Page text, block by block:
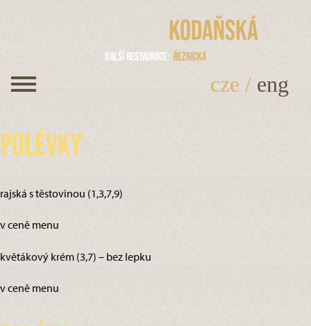
Kodaňská
Další restaurace Řeznická
cze / eng
Polévky
rajská s těstovinou (1,3,7,9)
v ceně menu
květákový krém (3,7) – bez lepku
v ceně menu